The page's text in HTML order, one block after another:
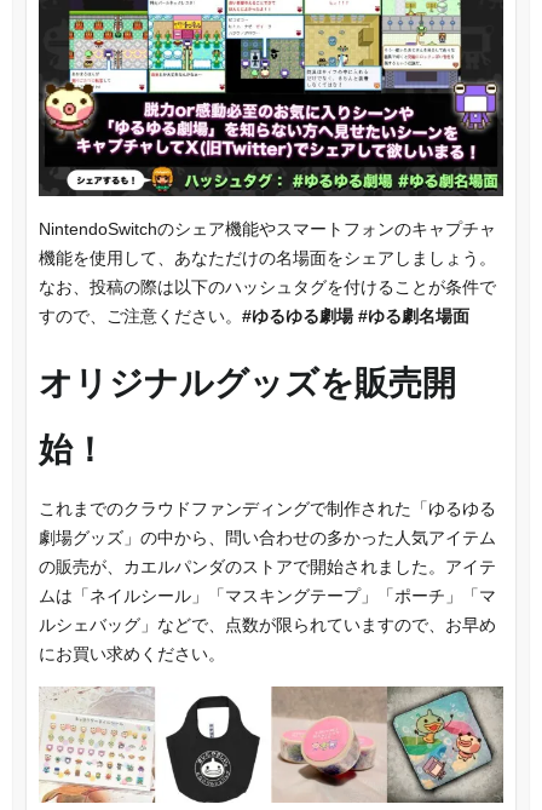
NintendoSwitchのシェア機能やスマートフォンのキャプチャ
機能を使用して、あなただけの名場面をシェアしましょう。
なお、投稿の際は以下のハッシュタグを付けることが条件で
すので、ご注意ください。 #ゆるゆる劇場 #ゆる劇名場面
オリジナルグッズを販売開
始！
これまでのクラウドファンディングで制作された「ゆるゆる
劇場グッズ」の中から、問い合わせの多かった人気アイテム
の販売が、カエルパンダのストアで開始されました。アイテ
ムは「ネイルシール」「マスキングテープ」「ポーチ」「マ
ルシェバッグ」などで、点数が限られていますので、お早め
にお買い求めください。